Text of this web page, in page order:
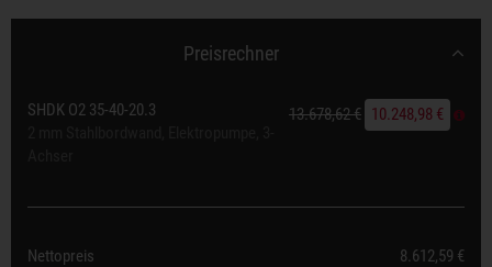
Preisrechner
SHDK O2 35-40-20.3 13.678,62 € 10.248,98 €
Nettopreis
8.612,59 €